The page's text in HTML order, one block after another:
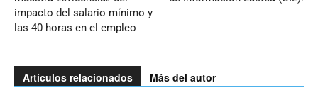
impacto del salario mínimo y
las 40 horas en el empleo
Artículos relacionados Más del autor